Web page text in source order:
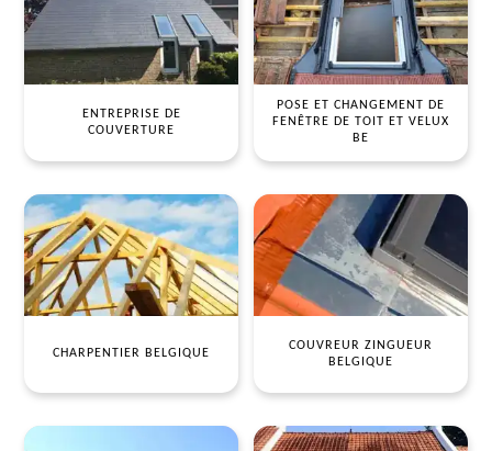
ENTREPRISE DE
COUVERTURE
POSE ET CHANGEMENT DE
FENÊTRE DE TOIT ET VELUX
BE
CHARPENTIER BELGIQUE
COUVREUR ZINGUEUR
BELGIQUE